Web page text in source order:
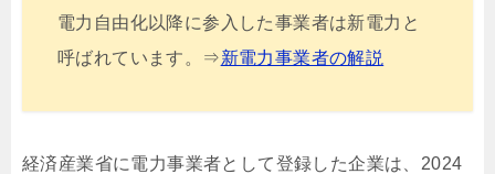
電力自由化以降に参入した事業者は新電力と
呼ばれています。⇒新電力事業者の解説
経済産業省に電力事業者として登録した企業は、2024